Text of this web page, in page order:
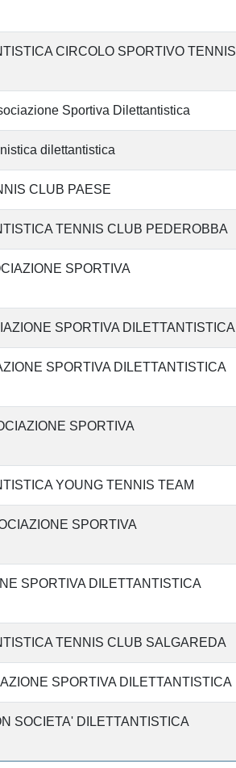
CIRCOLO SPORTIVO TENNIS
Sportiva Dilettantistica
dilettantistica
CLUB PAESE
TENNIS CLUB PEDEROBBA
SPORTIVA
SPORTIVA DILETTANTISTICA
SPORTIVA DILETTANTISTICA
SPORTIVA
YOUNG TENNIS TEAM
SPORTIVA
SPORTIVA DILETTANTISTICA
TENNIS CLUB SALGAREDA
SPORTIVA DILETTANTISTICA
SOCIETA' DILETTANTISTICA